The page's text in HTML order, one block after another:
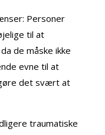
Personer
til at
de måske ikke
evne til at
det svært at
traumatiske